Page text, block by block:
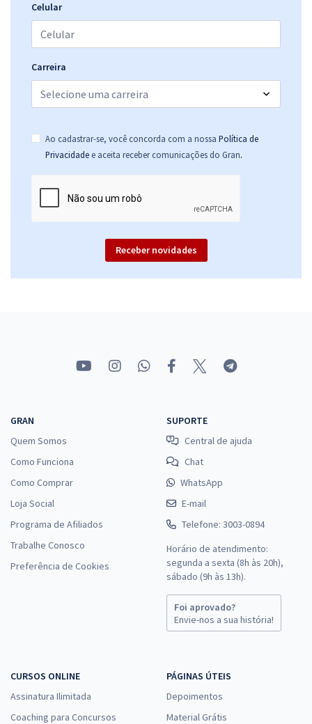
Celular
Carreira
Ao cadastrar-se, você concorda com a nossa Política de
Privacidade e aceita receber comunicações do Gran.
Receber novidades
GRAN
Quem Somos
Como Funciona
Como Comprar
Loja Social
Programa de Afiliados
Trabalhe Conosco
Preferência de Cookies
SUPORTE
Central de ajuda
Chat
WhatsApp
E-mail
Telefone: 3003-0894
Horário de atendimento:
segunda a sexta (8h às 20h),
sábado (9h às 13h).
Foi aprovado?
Envie-nos a sua história!
CURSOS ONLINE
Assinatura Ilimitada
Coaching para Concursos
PÁGINAS ÚTEIS
Depoimentos
Material Grátis